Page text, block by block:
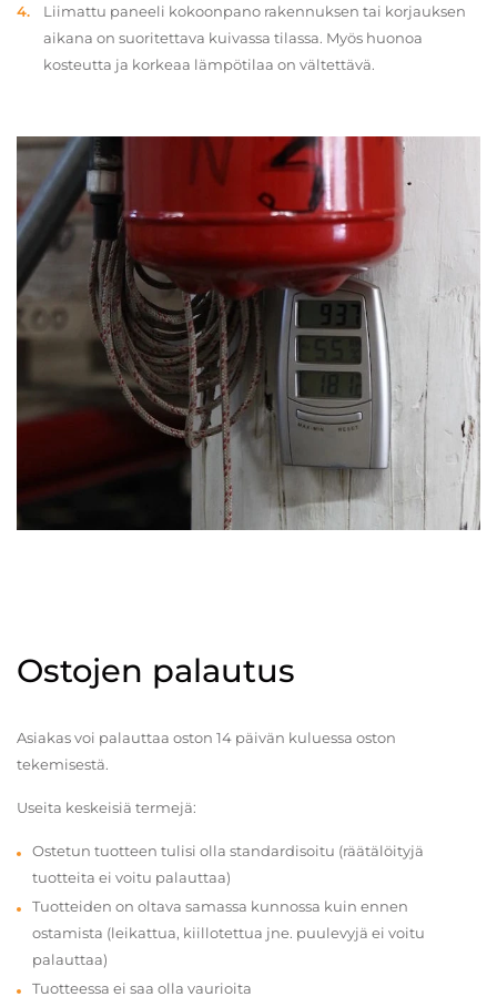
Liimattu paneeli kokoonpano rakennuksen tai korjauksen
aikana on suoritettava kuivassa tilassa. Myös huonoa
kosteutta ja korkeaa lämpötilaa on vältettävä.
Ostojen palautus
Asiakas voi palauttaa oston 14 päivän kuluessa oston
tekemisestä.
Useita keskeisiä termejä:
Ostetun tuotteen tulisi olla standardisoitu (räätälöityjä
tuotteita ei voitu palauttaa)
Tuotteiden on oltava samassa kunnossa kuin ennen
ostamista (leikattua, kiillotettua jne. puulevyjä ei voitu
palauttaa)
Tuotteessa ei saa olla vaurioita